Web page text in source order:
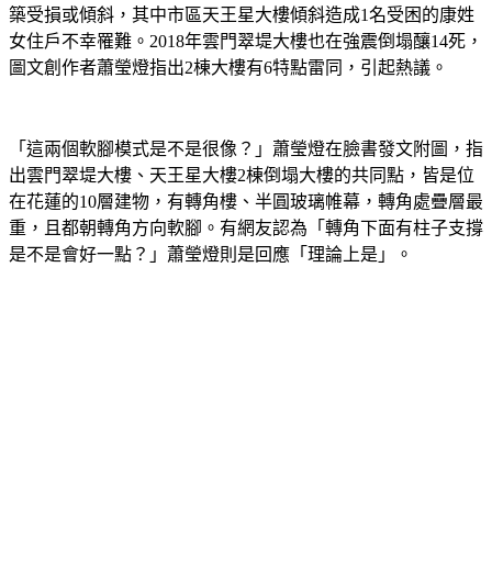
築受損或傾斜，其中市區天王星大樓傾斜造成1名受困的康姓
女住戶不幸罹難。2018年雲門翠堤大樓也在強震倒塌釀14死，
圖文創作者蕭瑩燈指出2棟大樓有6特點雷同，引起熱議。
「這兩個軟腳模式是不是很像？」蕭瑩燈在臉書發文附圖，指
出雲門翠堤大樓、天王星大樓2棟倒塌大樓的共同點，皆是位
在花蓮的10層建物，有轉角樓、半圓玻璃帷幕，轉角處疊層最
重，且都朝轉角方向軟腳。有網友認為「轉角下面有柱子支撐
是不是會好一點？」蕭瑩燈則是回應「理論上是」。